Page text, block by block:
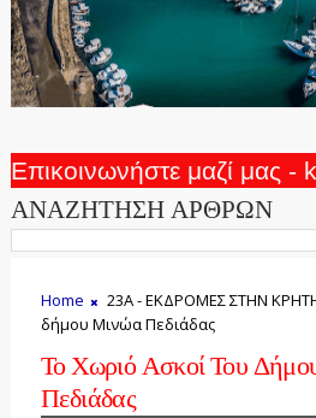
Επικοινωνήστε μαζί μας
ΑΝΑΖΗΤΗΣΗ ΑΡΘΡΩΝ
Home 23Α - ΕΚΔΡΟΜΕΣ ΣΤΗΝ
δήμου Μινώα Πεδιάδας
Το Χωριό Ασκοί Του
Πεδιάδας